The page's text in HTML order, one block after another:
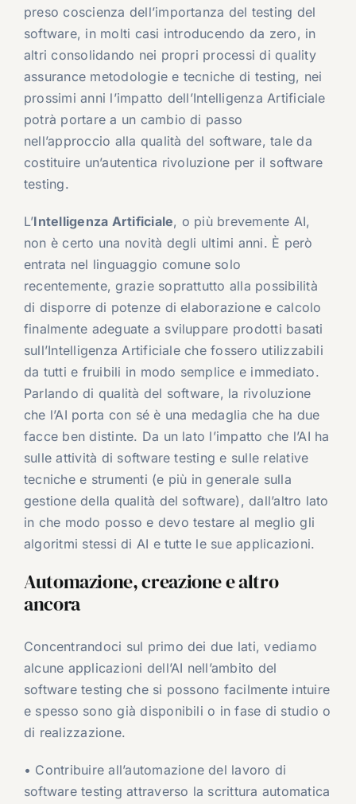
preso coscienza dell’importanza del testing del
software, in molti casi introducendo da zero, in
altri consolidando nei propri processi di quality
assurance metodologie e tecniche di testing, nei
prossimi anni l’impatto dell’Intelligenza Artificiale
potrà portare a un cambio di passo
nell’approccio alla qualità del software, tale da
costituire un’autentica rivoluzione per il software
testing.
L’Intelligenza Artificiale, o più brevemente AI,
non è certo una novità degli ultimi anni. È però
entrata nel linguaggio comune solo
recentemente, grazie soprattutto alla possibilità
di disporre di potenze di elaborazione e calcolo
finalmente adeguate a sviluppare prodotti basati
sull’Intelligenza Artificiale che fossero utilizzabili
da tutti e fruibili in modo semplice e immediato.
Parlando di qualità del software, la rivoluzione
che l’AI porta con sé è una medaglia che ha due
facce ben distinte. Da un lato l’impatto che l’AI ha
sulle attività di software testing e sulle relative
tecniche e strumenti (e più in generale sulla
gestione della qualità del software), dall’altro lato
in che modo posso e devo testare al meglio gli
algoritmi stessi di AI e tutte le sue applicazioni.
Automazione, creazione e altro
ancora
Concentrandoci sul primo dei due lati, vediamo
alcune applicazioni dell’AI nell’ambito del
software testing che si possono facilmente intuire
e spesso sono già disponibili o in fase di studio o
di realizzazione.
• Contribuire all’automazione del lavoro di
software testing attraverso la scrittura automatica